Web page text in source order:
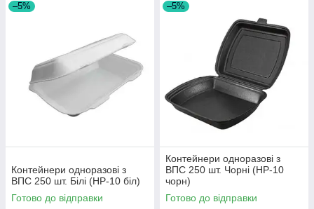
–5%
Контейнери одноразові з
ВПС 250 шт. Білі (HP-10 біл)
Готово до відправки
–5%
Контейнери одноразові з
ВПС 250 шт. Чорні (HP-10
чорн)
Готово до відправки